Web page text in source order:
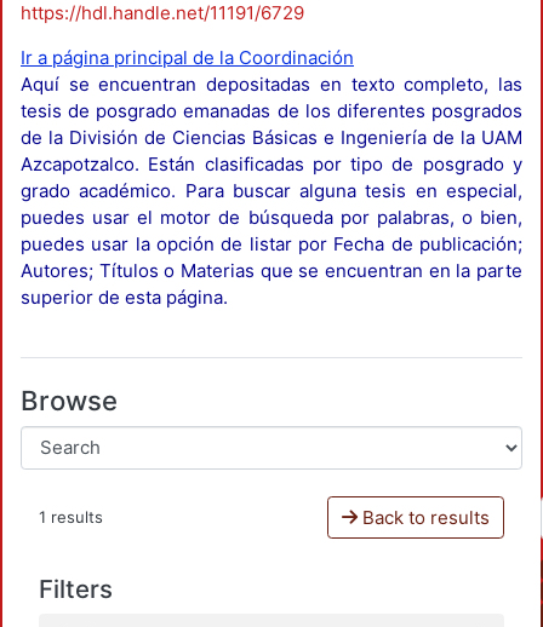
https://hdl.handle.net/11191/6729
Ir a página principal de la Coordinación
Aquí se encuentran depositadas en texto completo, las
tesis de posgrado emanadas de los diferentes posgrados
de la División de Ciencias Básicas e Ingeniería de la UAM
Azcapotzalco. Están clasificadas por tipo de posgrado y
grado académico. Para buscar alguna tesis en especial,
puedes usar el motor de búsqueda por palabras, o bien,
puedes usar la opción de listar por Fecha de publicación;
Autores; Títulos o Materias que se encuentran en la parte
superior de esta página.
Browse
1 results Back to results
Filters